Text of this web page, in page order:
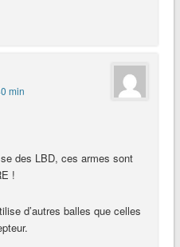
min
des LBD, ces armes sont
!
d’autres balles que celles